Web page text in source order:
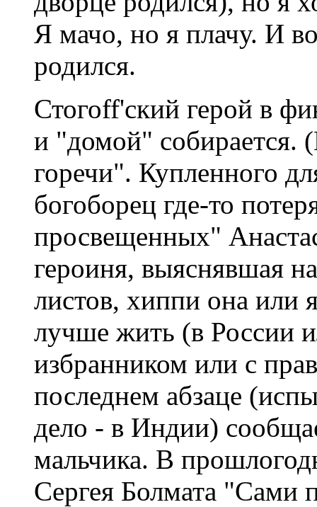
Я мачо, но я плачу. И
родился.
Стогоff'ский герой в
и "домой" собирается.
горечи". Купленного
богоборец где-то
просвещенных"
героиня, выяснявшая
листов, хиппи она или
лучше жить (в России
избранником или с
последнем абзаце
дело - в Индии)
мальчика. В
Сергея Болмата "Сами